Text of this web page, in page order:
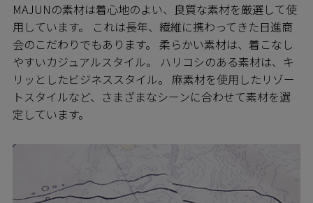
MAJUNの素材は着心地のよい、良質な素材を厳選して使
用しています。 これは長年、繊維に携わってきた日進商
会のこだわりでもあります。 柔らかい素材は、着こなし
やすいカジュアルスタイル。 ハリコシのある素材は、キ
リッとしたビジネススタイル。 麻素材を使用したリゾー
トスタイルなど、さまざまなシーンに合わせて素材を選
定しています。